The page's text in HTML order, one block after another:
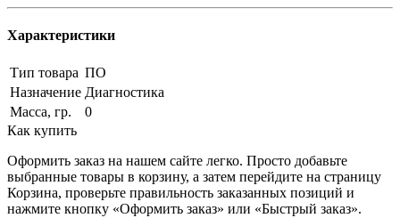
Характеристики
Тип товара ПО
Назначение Диагностика
Масса, гр.
0
Как купить
Оформить заказ на нашем сайте легко. Просто добавьте
выбранные товары в корзину, а затем перейдите на страницу
Корзина, проверьте правильность заказанных позиций и
нажмите кнопку «Оформить заказ» или «Быстрый заказ».